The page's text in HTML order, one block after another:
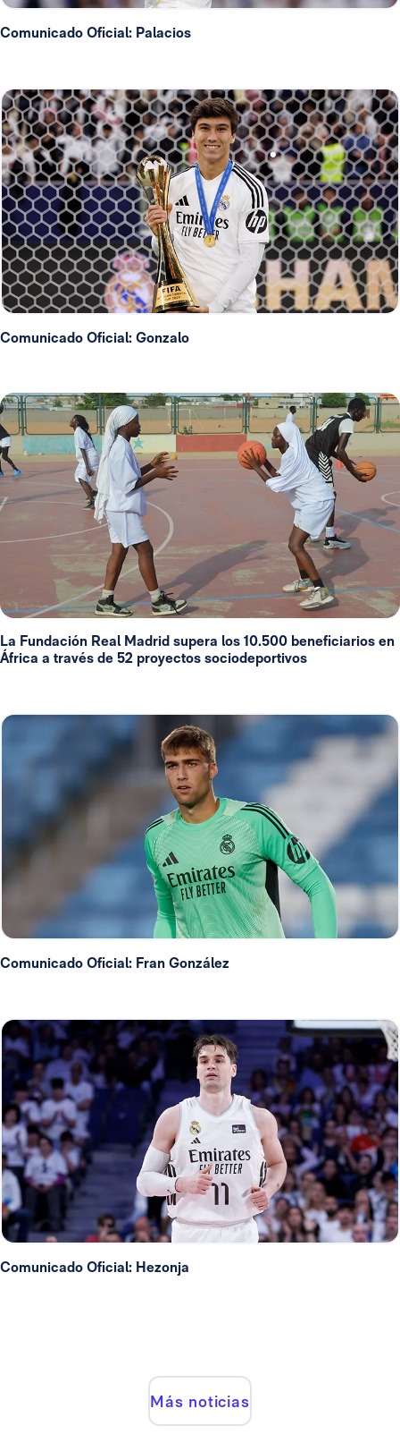
Comunicado Oficial: Palacios
Comunicado Oficial: Gonzalo
La Fundación Real Madrid supera los 10.500 beneficiarios en
África a través de 52 proyectos sociodeportivos
Comunicado Oficial: Fran González
Comunicado Oficial: Hezonja
Más noticias